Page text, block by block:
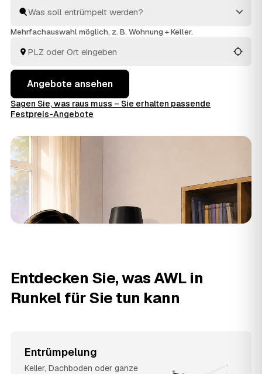
Angebote von geprüften Betrieben rund um Runkel bis
Limburg a.d. LahnundWeilburg. So finden Sie ohne
Preise im Voraus raten.
Mehrfachauswahl möglich, z. B. Wohnung + Keller.
Angebote ansehen
Sagen Sie, was raus muss – Sie erhalten passende
Festpreis-Angebote
Entdecken Sie, was AWL in
Runkel für Sie tun kann
Entrümpelung
Keller, Dachboden oder ganze